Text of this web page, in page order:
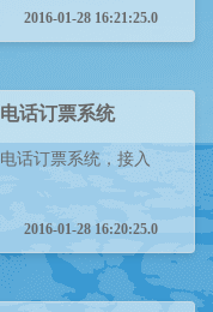
2016-01-28 16:21:25.0
话订票系统
话订票系统，接入
2016-01-28 16:20:25.0